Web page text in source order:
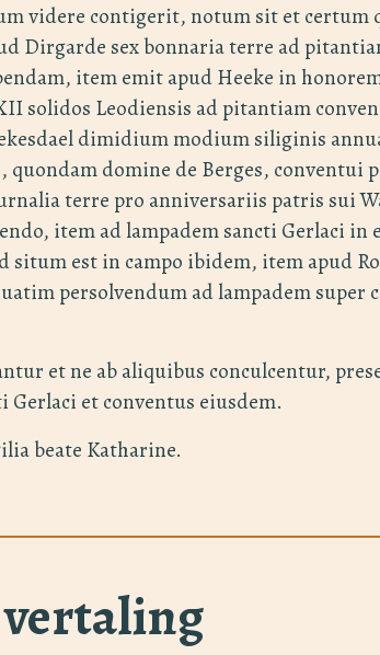
videre contigerit, notum sit et certum
Dirgarde sex bonnaria terre ad
item emit apud Heeke in
solidos Leodiensis ad pitantiam
dimidium modium siliginis
domine de Berges, conventui
terre pro anniversariis patris sui
item ad lampadem sancti Gerlaci in
est in campo ibidem, item apud
persolvendum ad lampadem super
et ne ab aliquibus conculcentur,
et conventus eiusdem.
beate Katharine.